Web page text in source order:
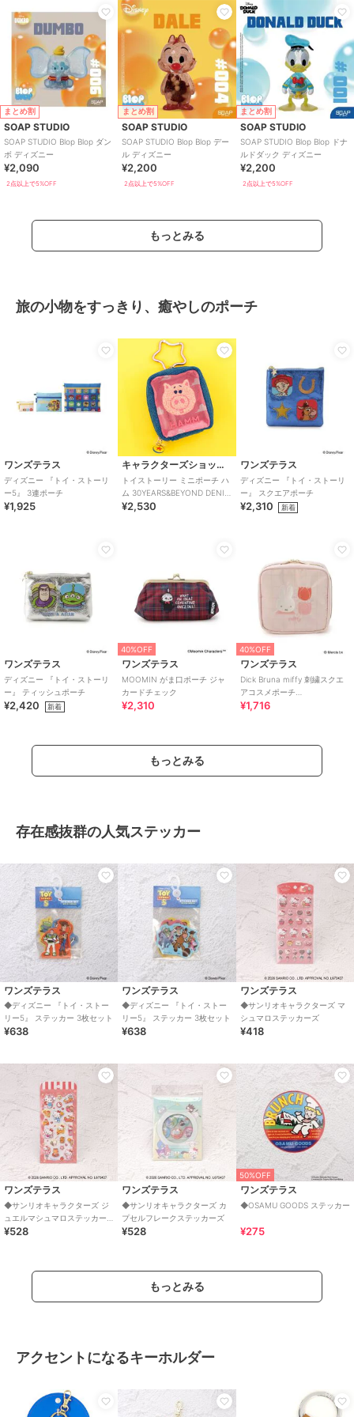
まとめ割
SOAP STUDIO
SOAP STUDIO Blop Blop ダン
ボ ディズニー
¥2,090
2点以上で5%OFF
まとめ割
SOAP STUDIO
SOAP STUDIO Blop Blop デー
ル ディズニー
¥2,200
2点以上で5%OFF
まとめ割
SOAP STUDIO
SOAP STUDIO Blop Blop ドナ
ルドダック ディズニー
¥2,200
2点以上で5%OFF
もっとみる
旅の小物をすっきり、癒やしのポーチ
ワンズテラス
ディズニー 『トイ・ストーリ
ー5』 3連ポーチ
¥1,925
キャラクターズショップ ラフラフ
トイストーリー ミニポーチ ハ
ム 30YEARS&BEYOND DENIM
SERIES
¥2,530
ワンズテラス
ディズニー 『トイ・ストーリ
ー』 スクエアポーチ
¥2,310 新着
ワンズテラス
ディズニー 『トイ・ストーリ
ー』 ティッシュポーチ
¥2,420 新着
40%OFF
ワンズテラス
MOOMIN がま口ポーチ ジャ
カードチェック
¥2,310
40%OFF
ワンズテラス
Dick Bruna miffy 刺繍スクエ
アコスメポーチ
strawberry&tulip
¥1,716
もっとみる
存在感抜群の人気ステッカー
ワンズテラス
◆ディズニー 『トイ・ストー
リー5』 ステッカー 3枚セット
¥638
ワンズテラス
◆ディズニー 『トイ・ストー
リー5』 ステッカー 3枚セット
¥638
ワンズテラス
◆サンリオキャラクターズ マ
シュマロステッカーズ
¥418
ワンズテラス
◆サンリオキャラクターズ ジ
ュエルマシュマロステッカー
ズ
¥528
ワンズテラス
◆サンリオキャラクターズ カ
プセルフレークステッカーズ
¥528
50%OFF
ワンズテラス
◆OSAMU GOODS ステッカー
¥275
もっとみる
アクセントになるキーホルダー